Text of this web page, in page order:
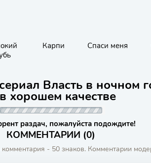
Карпи Спаси меня
Власть в ночном
хорошем качестве
раздач, пожалуйста подождите!
КОММЕНТАРИИ (0)
- 50 знаков. Комментарии